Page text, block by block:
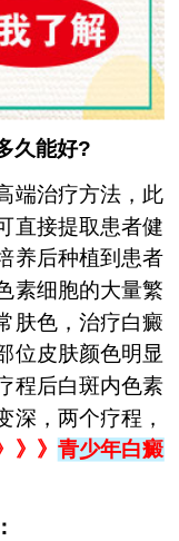
久能好?
治疗方法，此
直接提取患者健
养后种植到患者
素细胞的大量繁
肤色，治疗白癜
位皮肤颜色明显
程后白斑内色素
深，两个疗程，
》》 青少年白癜